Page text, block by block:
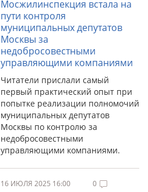
Мосжилинспекция встала на
пути контроля
муниципальных депутатов
Москвы за
недобросовестными
управляющими компаниями
Читатели прислали самый
первый практический опыт при
попытке реализации полномочий
муниципальных депутатов
Москвы по контролю за
недобросовестными
управляющими компаниями.
16 ИЮЛЯ 2025 16:00 0